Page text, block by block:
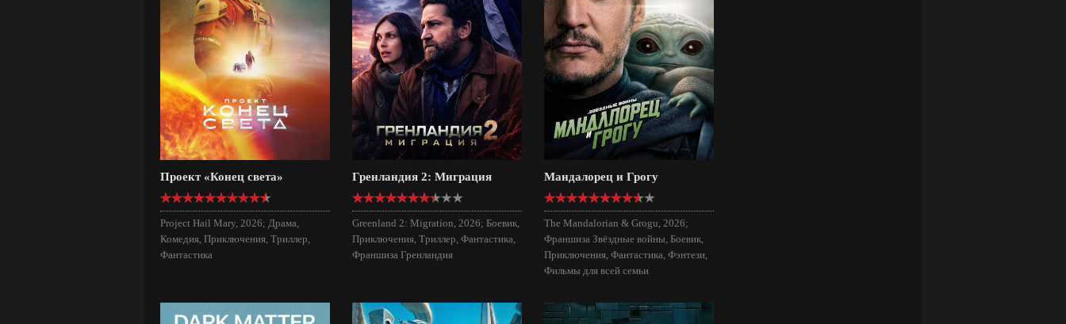
Проект «Конец света»
Project Hail Mary, 2026; Драма,
Комедия, Приключения, Триллер,
Фантастика
Гренландия 2: Миграция
Greenland 2: Migration, 2026; Боевик,
Приключения, Триллер, Фантастика,
Франшиза Гренландия
Мандалорец и Грогу
The Mandalorian & Grogu, 2026;
Франшиза Звёздные войны, Боевик,
Приключения, Фантастика, Фэнтези,
Фильмы для всей семьи